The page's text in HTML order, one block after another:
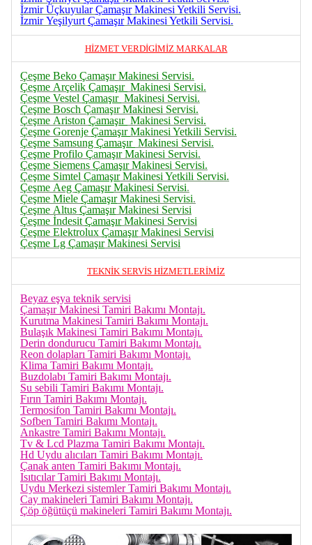
İzmir ÜçkuyularÇamaşırMakinesi Yetkili Servisi.
İzmir Yeşilyurt ÇamaşırMakinesi Yetkili Servisi.
HİZMET VERDİGİMİZ MARKALAR
Çeşme Beko Çamaşır Makinesi Servisi.
Çeşme Arçelik Çamaşır Makinesi Servisi.
Çeşme Vestel Çamaşır Makinesi Servisi.
Çeşme Bosch Çamaşır Makinesi Servisi.
Çeşme Ariston Çamaşır Makinesi Servisi.
Çeşme Gorenje ÇamaşırMakinesi Yetkili Servisi.
Çeşme Samsung Çamaşır Makinesi Servisi.
Çeşme Profilo Çamaşır Makinesi Servisi.
Çeşme Siemens ÇamaşırMakinesi Servisi.
Çeşme Simtel ÇamaşırMakinesi Yetkili Servisi.
Çeşme Aeg ÇamaşırMakinesi Servisi.
Çeşme Miele ÇamaşırMakinesi Servisi.
Çeşme Altus ÇamaşırMakinesi Servisi
Çeşme İndesit ÇamaşırMakinesi Servisi
Çeşme Elektrolux ÇamaşırMakinesi Servisi
Çeşme Lg ÇamaşırMakinesi Servisi
TEKNİK SERVİS HİZMETLERİMİZ
Beyaz eşya teknik servisi
Çamaşır Makinesi Tamiri Bakımı Montajı.
Kurutma Makinesi Tamiri Bakımı Montajı.
Bulaşık Makinesi Tamiri Bakımı Montajı.
Derin dondurucu Tamiri Bakımı Montajı.
Reon dolapları Tamiri Bakımı Montajı.
Klima Tamiri Bakımı Montajı.
Buzdolabı Tamiri Bakımı Montajı.
Su sebili Tamiri Bakımı Montajı.
Fırın Tamiri Bakımı Montajı.
Termosifon Tamiri Bakımı Montajı.
Sofben Tamiri Bakımı Montajı.
Ankastre Tamiri Bakımı Montajı.
Tv & Lcd Plazma Tamiri Bakımı Montajı.
Hd Uydu alıcıları Tamiri Bakımı Montajı.
Çanak anten Tamiri Bakımı Montajı.
Isıtıcılar Tamiri Bakımı Montajı.
Uydu Merkezi sistemler Tamiri Bakımı Montajı.
Cay makineleri Tamiri Bakımı Montajı.
Çöp öğütüçü makineleri Tamiri Bakımı Montajı.